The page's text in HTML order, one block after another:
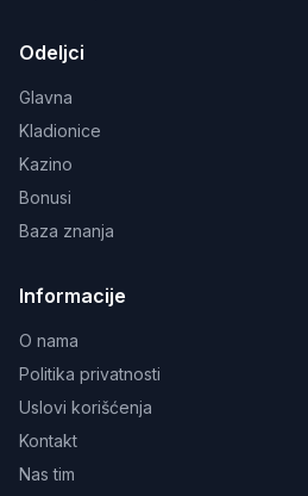
Odeljci
Glavna
Kladionice
Kazino
Bonusi
Baza znanja
Informacije
O nama
Politika privatnosti
Uslovi korišćenja
Kontakt
Nas tim